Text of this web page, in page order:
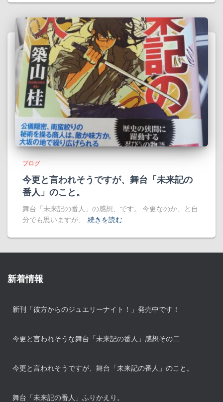
ブログ
今更と言われそうですが、舞台「未来記の
番人」のこと。
舞台「未来記の番人」の感想、です。 今更なのか、と自
分でも思いますが、
続きを読む
新着情報
新刊「彼方からのジュエリーナイト！」発売中です！
今更と言われそうな舞台「未来記の番人」感想その二
今更と言われそうですが、舞台「未来記の番人」のこと。
舞台「未来記の番人」ふりかえり。